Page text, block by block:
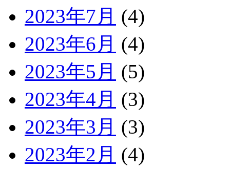
2023年7月 (4)
2023年6月 (4)
2023年5月 (5)
2023年4月 (3)
2023年3月 (3)
2023年2月 (4)